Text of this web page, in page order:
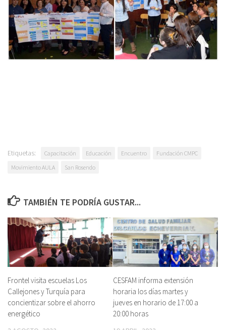
Etiquetas: Capacitación Educación Encuentro
Fundación CMPC
Movimiento AULA
San Rosendo
TAMBIÉN TE PODRÍA GUSTAR...
Frontel visita escuelas Los
Callejones y Turquía para
concientizar sobre el ahorro
energético
CESFAM informa extensión
horaria los días martes y
jueves en horario de 17:00 a
20:00 horas